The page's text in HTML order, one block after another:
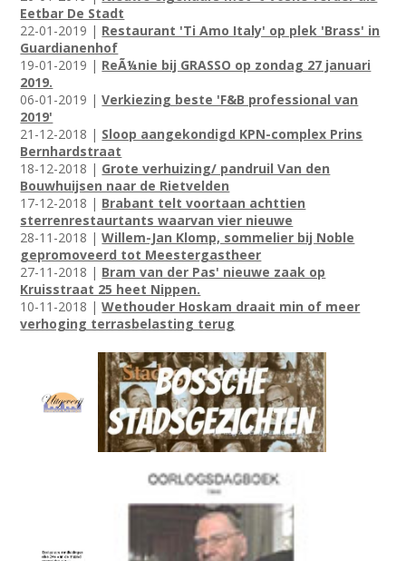
Eetbar De Stadt
22-01-2019 | Restaurant 'Ti Amo Italy' op plek 'Brass' in
Guardianenhof
19-01-2019 | ReÃ¼nie bij GRASSO op zondag 27 januari
2019.
06-01-2019 |Verkiezing beste 'F&B professional van
2019'
21-12-2018 | Sloop aangekondigd KPN-complex Prins
Bernhardstraat
18-12-2018 | Grote verhuizing/ pandruil Van den
Bouwhuijsen naar de Rietvelden
17-12-2018 | Brabant telt voortaan achttien
sterrenrestaurtants waarvan vier nieuwe
28-11-2018 |Willem-Jan Klomp, sommelier bij Noble
gepromoveerd tot Meestergastheer
27-11-2018 | Bram van der Pas' nieuwe zaak op
Kruisstraat 25 heet Nippen.
10-11-2018 |Wethouder Hoskam draait min of meer
verhoging terrasbelasting terug